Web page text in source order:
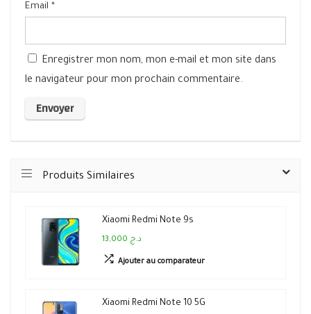
Email *
Enregistrer mon nom, mon e-mail et mon site dans
le navigateur pour mon prochain commentaire.
Produits Similaires
Xiaomi Redmi Note 9s
13,000 د.ج
Ajouter au comparateur
Xiaomi Redmi Note 10 5G